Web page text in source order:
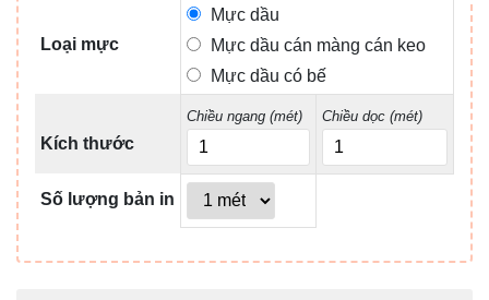
Loại mực
Mực dầu
Mực dầu cán màng cán keo
Mực dầu có bế
Kích thước
Chiều ngang (mét) Chiều dọc (mét)
Số lượng bản in